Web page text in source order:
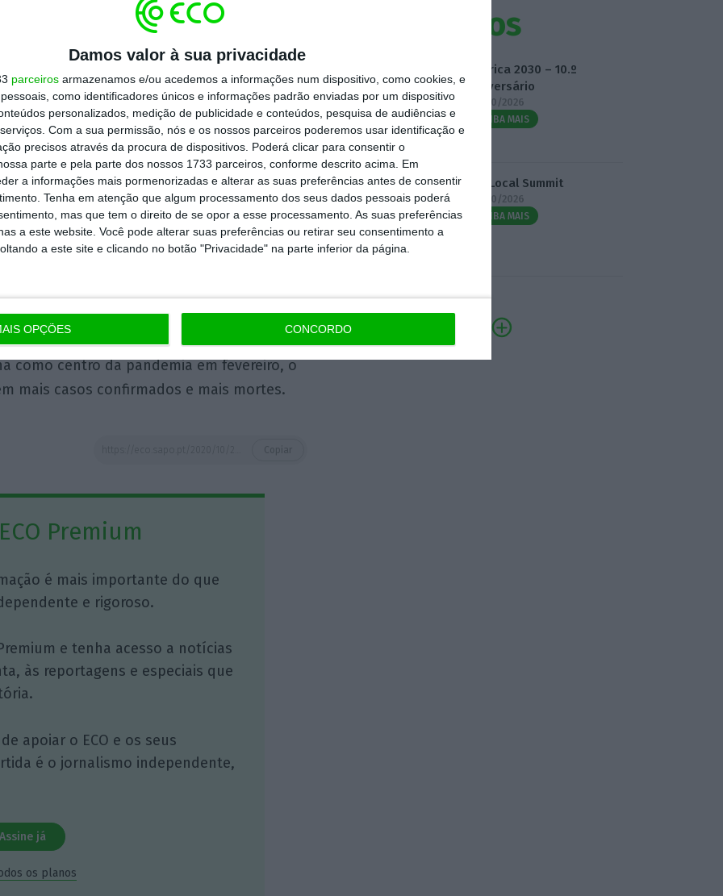
Damos valor à sua privacidade
parceiros armazenamos e/ou acedemos a informações num dispositivo, como cookies, e
como identificadores únicos e informações padrão enviadas por um dispositivo
personalizados, medição de publicidade e conteúdos, pesquisa de audiências e
Com a sua permissão, nós e os nossos parceiros poderemos usar identificação e
precisos através da procura de dispositivos. Poderá clicar para consentir o
parte e pela parte dos nossos 1733 parceiros, conforme descrito acima. Em
a informações mais pormenorizadas e alterar as suas preferências antes de consentir
Tenha em atenção que algum processamento dos seus dados pessoais poderá
mas que tem o direito de se opor a esse processamento. As suas preferências
a este website. Você pode alterar suas preferências ou retirar seu consentimento a
a este site e clicando no botão "Privacidade" na parte inferior da página.
OPÇÕES CONCORDO
pessoas na Bélgica, país que
da doença – 1.165 por cem mil
depois da República Checa (1.284).
de 1,1 milhões de mortos e quase 42,7
mundo, segundo um balanço feito pela
118.686 casos de infeção confirmados, de
Geral da Saúde.
detetado no final de dezembro de
da China.
como centro da pandemia em fevereiro, o
mais casos confirmados e mais mortes.
Premium
é mais importante do que
e rigoroso.
e tenha acesso a notícias
às reportagens e especiais que
apoiar o ECO e os seus
é o jornalismo independente,
Assine já
os planos
Eventos
Fábrica 2030 – 10.º
Aniversário
14/10/2026
SAIBA MAIS
3.º Local Summit
07/10/2026
SAIBA MAIS